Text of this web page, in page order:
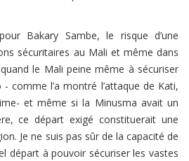
Bakary Sambe, le risque d’une
sécuritaires au Mali et même dans
le Mali peine même à sécuriser
comme l’a montré l’attaque de Kati,
et même si la Minusma avait un
ce départ exigé constituerait une
Je ne suis pas sûr de la capacité de
départ à pouvoir sécuriser les vastes